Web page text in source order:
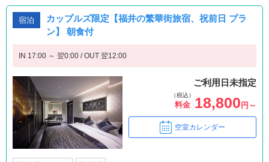
宿泊
カップルズ限定【福井の繁華街旅宿、祝前日 プラ
ン】 朝食付
IN 17:00 ～ 翌0:00 / OUT 翌12:00
ご利用日未指定
（税込）
料金 18,800 円～
空室カレンダー